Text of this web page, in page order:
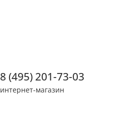
8 (495) 201-73-03
интернет-магазин